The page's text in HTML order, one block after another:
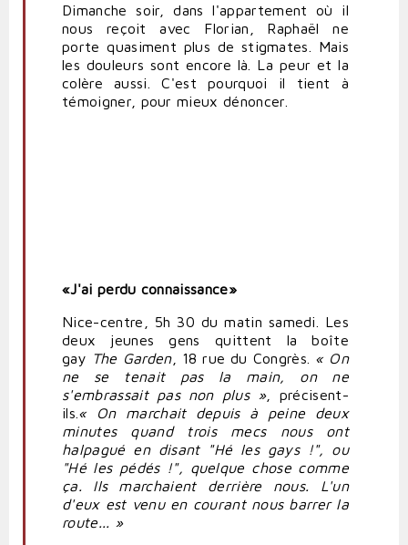
Dimanche soir, dans l'appartement où il
nous reçoit avec Florian, Raphaël ne
porte quasiment plus de stigmates. Mais
les douleurs sont encore là. La peur et la
colère aussi. C'est pourquoi il tient à
témoigner, pour mieux dénoncer.
«J'ai perdu connaissance»
Nice-centre, 5h 30 du matin samedi. Les
deux jeunes gens quittent la boîte
gay The Garden, 18 rue du Congrès. « On
ne se tenait pas la main, on ne
s'embrassait pas non plus », précisent-
ils. « On marchait depuis à peine deux
minutes quand trois mecs nous ont
halpagué en disant "Hé les gays !", ou
"Hé les pédés !", quelque chose comme
ça. Ils marchaient derrière nous. L'un
d'eux est venu en courant nous barrer la
route... »